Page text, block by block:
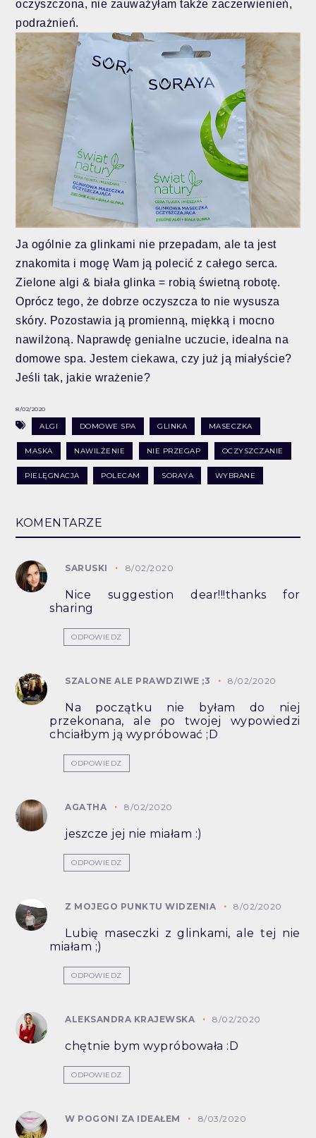
oczyszczona, nie zauważyłam także zaczerwienień,
podrażnień.
Ja ogólnie za glinkami nie przepadam, ale ta jest
znakomita i mogę Wam ją polecić z całego serca.
Zielone algi & biała glinka = robią świetną robotę.
Oprócz tego, że dobrze oczyszcza to nie wysusza
skóry. Pozostawia ją promienną, miękką i mocno
nawilżoną. Naprawdę genialne uczucie, idealna na
domowe spa. Jestem ciekawa, czy już ją miałyście?
Jeśli tak, jakie wrażenie?
8/02/2020
ALGI DOMOWE SPA GLINKA MASECZKA
MASKA NAWILŻENIE NIE PRZEGAP OCZYSZCZANIE
PIELĘGNACJA POLECAM SORAYA WYBRANE
KOMENTARZE
SARUSKI 8/02/2020
Nice suggestion dear!!!thanks for
sharing
ODPOWIEDZ
SZALONE ALE PRAWDZIWE ;3 8/02/2020
Na początku nie byłam do niej
przekonana, ale po twojej wypowiedzi
chciałbym ją wypróbować ;D
ODPOWIEDZ
AGATHA 8/02/2020
jeszcze jej nie miałam :)
ODPOWIEDZ
Z MOJEGO PUNKTU WIDZENIA 8/02/2020
Lubię maseczki z glinkami, ale tej nie
miałam ;)
ODPOWIEDZ
ALEKSANDRA KRAJEWSKA 8/02/2020
chętnie bym wypróbowała :D
ODPOWIEDZ
W POGONI ZA IDEAŁEM 8/03/2020